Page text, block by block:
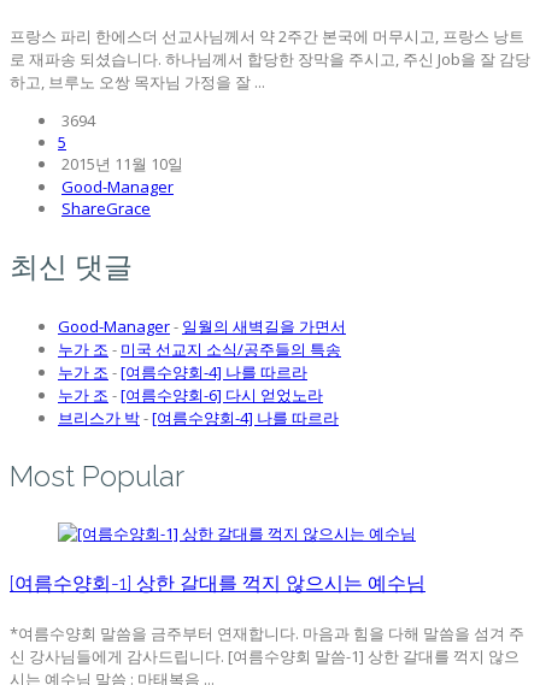
프랑스 파리 한에스더 선교사님께서 약 2주간 본국에 머무시고, 프랑스 낭트
로 재파송 되셨습니다. 하나님께서 합당한 장막을 주시고, 주신 Job을 잘 감당
하고, 브루노 오쌍 목자님 가정을 잘 ...
3694
5
2015년 11월 10일
Good-Manager
ShareGrace
최신 댓글
Good-Manager- 일월의 새벽길을 가면서
누가 조 - 미국 선교지 소식/공주들의 특송
누가 조 -[여름수양회-4] 나를 따르라
누가 조 -[여름수양회-6] 다시 얻었노라
브리스가 박-[여름수양회-4] 나를 따르라
Most Popular
[여름수양회-1] 상한 갈대를 꺽지 않으시는 예수님
*여름수양회 말씀을 금주부터 연재합니다. 마음과 힘을 다해 말씀을 섬겨 주
신 강사님들에게 감사드립니다. [여름수양회 말씀-1] 상한 갈대를 꺽지 않으
시는 예수님 말씀 : 마태복음 ...